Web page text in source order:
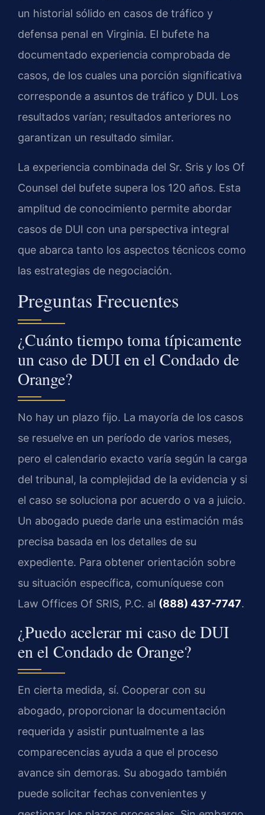
un historial sólido en casos de tráfico y
defensa penal en Virginia. El bufete ha
documentado experiencia comprobada de
casos, de los cuales una porción significativa
corresponde a asuntos de tráfico y DUI. Los
resultados varían; resultados anteriores no
garantizan un resultado similar.
La experiencia combinada del Sr. Sris y los Of
Counsel del bufete supera los 120 años. Esta
amplitud de conocimiento permite abordar
casos de DUI con una perspectiva integral
que abarca tanto los aspectos técnicos como
las estrategias de negociación.
Preguntas Frecuentes
¿Cuánto tiempo toma típicamente
un caso de DUI en el Condado de
Orange?
No hay un plazo fijo. La mayoría de los casos
se resuelve en un período de varios meses,
pero el calendario exacto varía según la carga
del tribunal, la complejidad de la evidencia y si
el caso se soluciona por acuerdo o va a juicio.
Un abogado puede darle una estimación más
precisa basada en los detalles de su
expediente. Para obtener orientación sobre
su situación específica, comuníquese con
Law Offices Of SRIS, P.C. al (888) 437-7747.
¿Puedo acelerar mi caso de DUI
en el Condado de Orange?
En cierta medida, sí. Cooperar con su
abogado, proporcionar la documentación
requerida y asistir puntualmente a las
comparecencias ayuda a que el proceso
avance sin demoras. Su abogado también
puede solicitar fechas convenientes y